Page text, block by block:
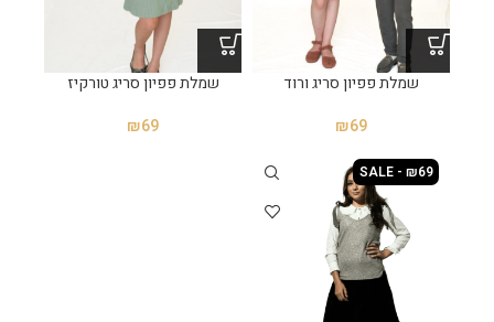
שמלת פפיון סריג ורוד
₪69
שמלת פפיון סריג טורקיז
₪69
SALE - ₪69